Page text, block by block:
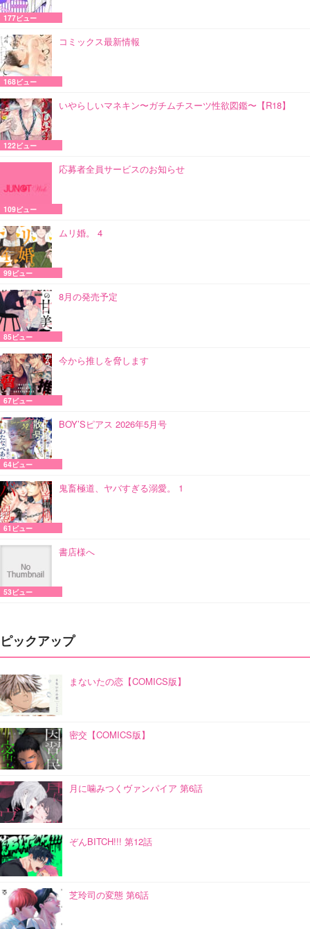
177ビュー
コミックス最新情報
168ビュー
いやらしいマネキン〜ガチムチスーツ性欲図鑑〜【R18】
122ビュー
応募者全員サービスのお知らせ
109ビュー
ムリ婚。 4
99ビュー
8月の発売予定
85ビュー
今から推しを脅します
67ビュー
BOY’Sピアス 2026年5月号
64ビュー
鬼畜極道、ヤバすぎる溺愛。 1
61ビュー
書店様へ
53ビュー
ピックアップ
まないたの恋【COMICS版】
密交【COMICS版】
月に噛みつくヴァンパイア 第6話
ぞんBITCH!!! 第12話
芝玲司の変態 第6話